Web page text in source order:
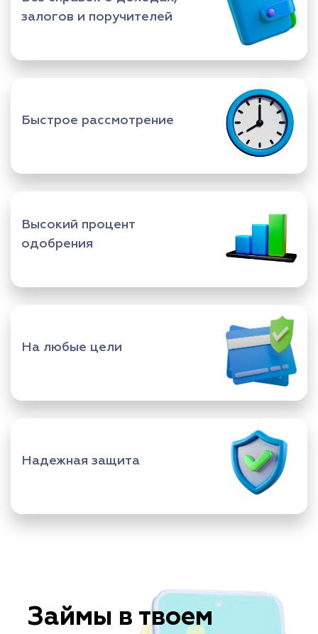
залогов и поручителей
Быстрое рассмотрение
Высокий процент
одобрения
На любые цели
Надежная защита
Займы в твоем